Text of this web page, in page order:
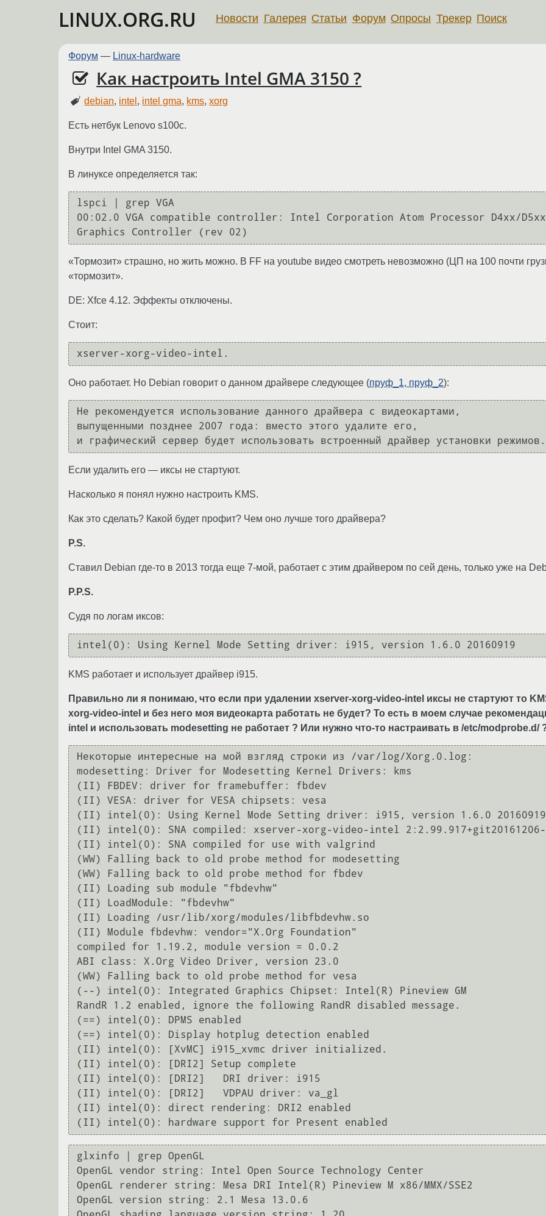
LINUX.ORG.RU Новости Галерея Статьи Форум Опросы Трекер Поиск
Форум — Linux-hardware
Как настроить Intel GMA 3150 ?
debian, intel , intel gma, kms,xorg
Есть нетбук Lenovo s100c.
Внутри Intel GMA 3150.
В линуксе определяется так:
lspci | grep VGA
00:02.0 VGA compatible controller: Intel Corporation Atom Processor D4xx/
Graphics Controller (rev 02)
«Тормозит» страшно, но жить можно. В FF на youtube видео смотреть невозможно (ЦП на 100 почти
«тормозит».
DE: Xfce 4.12. Эффекты отключены.
Стоит:
xserver-xorg-video-intel.
Оно работает. Но Debian говорит о данном драйвере следующее (пруф_1, пруф_2):
Не рекомендуется использование данного драйвера с видеокартами,
выпущенными позднее 2007 года: вместо этого удалите его,
и графический сервер будет использовать встроенный драйвер установки режимов.
Если удалить его — иксы не стартуют.
Насколько я понял нужно настроить KMS.
Как это сделать? Какой будет профит? Чем оно лучше того драйвера?
P.S.
Ставил Debian где-то в 2013 тогда еще 7-мой, работает с этим драйвером по сей день, только уже на
P.P.S.
Судя по логам иксов:
intel(0): Using Kernel Mode Setting driver: i915, version 1.6.0 20160919
KMS работает и использует драйвер i915.
Правильно ли я понимаю, что если при удалении xserver-xorg-video-intel иксы не стартуют то
xorg-video-intel и без него моя видеокарта работать не будет? То есть в моем случае
intel и использовать modesetting не работает ? Или нужно что-то настраивать в /etc/modprobe.d/
Некоторые интересные на мой взгляд строки из /var/log/Xorg.0.log:
modesetting: Driver for Modesetting Kernel Drivers: kms
(II) FBDEV: driver for framebuffer: fbdev
(II) VESA: driver for VESA chipsets: vesa
(II) intel(0): Using Kernel Mode Setting driver: i915, version 1.6.0 20160919
(II) intel(0): SNA compiled: xserver-xorg-video-intel
(II) intel(0): SNA compiled for use with valgrind
(WW) Falling back to old probe method for modesetting
(WW) Falling back to old probe method for fbdev
(II) Loading sub module "fbdevhw"
(II) LoadModule: "fbdevhw"
(II) Loading /usr/lib/xorg/modules/libfbdevhw.so
(II) Module fbdevhw: vendor="X.Org Foundation"
compiled for 1.19.2, module version = 0.0.2
ABI class: X.Org Video Driver, version 23.0
(WW) Falling back to old probe method for vesa
(--) intel(0): Integrated Graphics Chipset: Intel(R) Pineview GM
RandR 1.2 enabled, ignore the following RandR disabled message.
(==) intel(0): DPMS enabled
(==) intel(0): Display hotplug detection enabled
(II) intel(0): [XvMC] i915_xvmc driver initialized.
(II) intel(0): [DRI2] Setup complete
(II) intel(0): [DRI2]   DRI driver: i915
(II) intel(0): [DRI2]   VDPAU driver: va_gl
(II) intel(0): direct rendering: DRI2 enabled
(II) intel(0): hardware support for Present enabled
glxinfo | grep OpenGL
OpenGL vendor string: Intel Open Source Technology Center
OpenGL renderer string: Mesa DRI Intel(R) Pineview M x86/MMX/SSE2
OpenGL version string: 2.1 Mesa 13.0.6